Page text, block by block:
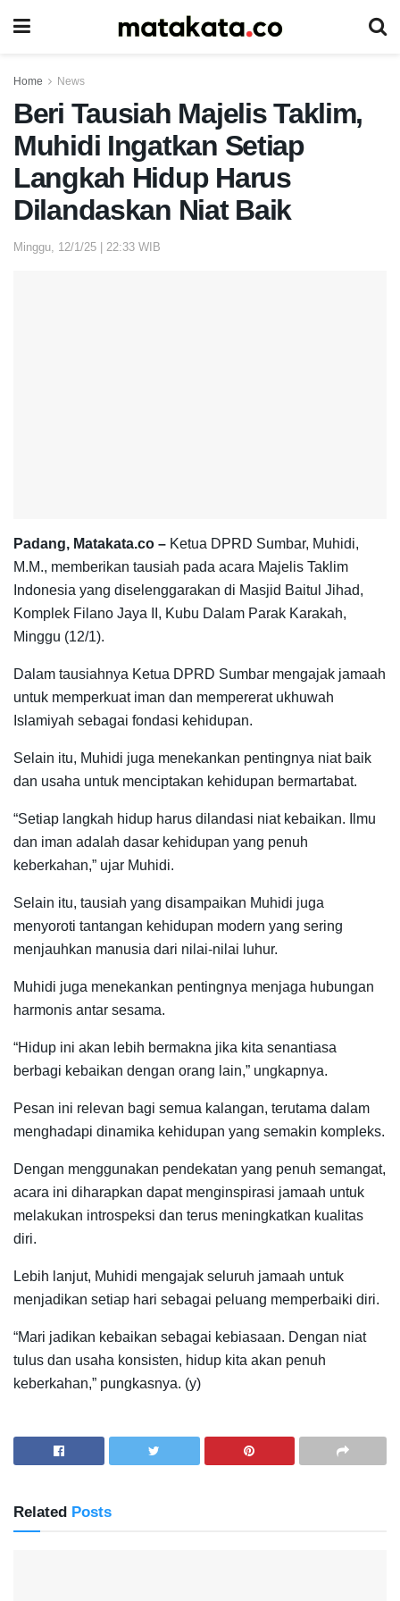
Home News
Beri Tausiah Majelis Taklim,
Muhidi Ingatkan Setiap
Langkah Hidup Harus
Dilandaskan Niat Baik
Minggu, 12/1/25 | 22:33 WIB
Padang, Matakata.co – Ketua DPRD Sumbar, Muhidi,
M.M., memberikan tausiah pada acara Majelis Taklim
Indonesia yang diselenggarakan di Masjid Baitul Jihad,
Komplek Filano Jaya II, Kubu Dalam Parak Karakah,
Minggu (12/1).
Dalam tausiahnya Ketua DPRD Sumbar mengajak jamaah
untuk memperkuat iman dan mempererat ukhuwah
Islamiyah sebagai fondasi kehidupan.
Selain itu, Muhidi juga menekankan pentingnya niat baik
dan usaha untuk menciptakan kehidupan bermartabat.
“Setiap langkah hidup harus dilandasi niat kebaikan. Ilmu
dan iman adalah dasar kehidupan yang penuh
keberkahan,” ujar Muhidi.
Selain itu, tausiah yang disampaikan Muhidi juga
menyoroti tantangan kehidupan modern yang sering
menjauhkan manusia dari nilai-nilai luhur.
Muhidi juga menekankan pentingnya menjaga hubungan
harmonis antar sesama.
“Hidup ini akan lebih bermakna jika kita senantiasa
berbagi kebaikan dengan orang lain,” ungkapnya.
Pesan ini relevan bagi semua kalangan, terutama dalam
menghadapi dinamika kehidupan yang semakin kompleks.
Dengan menggunakan pendekatan yang penuh semangat,
acara ini diharapkan dapat menginspirasi jamaah untuk
melakukan introspeksi dan terus meningkatkan kualitas
diri.
Lebih lanjut, Muhidi mengajak seluruh jamaah untuk
menjadikan setiap hari sebagai peluang memperbaiki diri.
“Mari jadikan kebaikan sebagai kebiasaan. Dengan niat
tulus dan usaha konsisten, hidup kita akan penuh
keberkahan,” pungkasnya. (y)
Related Posts